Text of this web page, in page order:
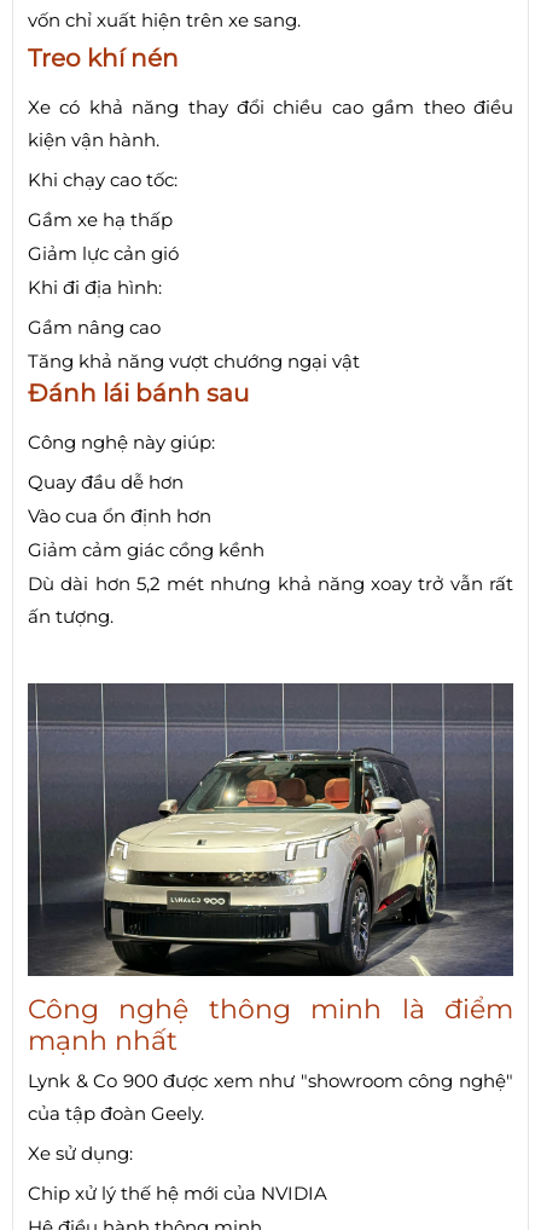
vốn chỉ xuất hiện trên xe sang.
Treo khí nén
Xe có khả năng thay đổi chiều cao gầm theo điều
kiện vận hành.
Khi chạy cao tốc:
Gầm xe hạ thấp
Giảm lực cản gió
Khi đi địa hình:
Gầm nâng cao
Tăng khả năng vượt chướng ngại vật
Đánh lái bánh sau
Công nghệ này giúp:
Quay đầu dễ hơn
Vào cua ổn định hơn
Giảm cảm giác cồng kềnh
Dù dài hơn 5,2 mét nhưng khả năng xoay trở vẫn rất
ấn tượng.
Công nghệ thông minh là điểm
mạnh nhất
Lynk & Co 900 được xem như "showroom công nghệ"
của tập đoàn Geely.
Xe sử dụng:
Chip xử lý thế hệ mới của NVIDIA